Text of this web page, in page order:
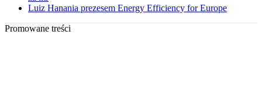
Luiz Hanania prezesem Energy Efficiency for Europe
Promowane treści